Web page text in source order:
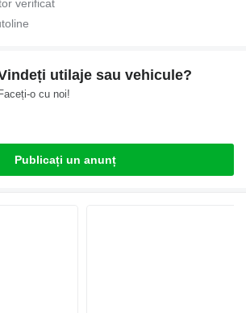
utilaje sau vehicule?
Faceți-o cu noi!
Publicați un anunț